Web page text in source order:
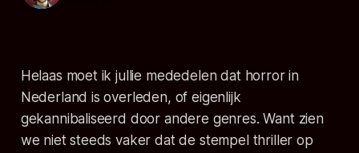
Helaas moet ik jullie mededelen dat horror in
Nederland is overleden, of eigenlijk
gekannibaliseerd door andere genres. Want zien
we niet steeds vaker dat de stempel thriller op